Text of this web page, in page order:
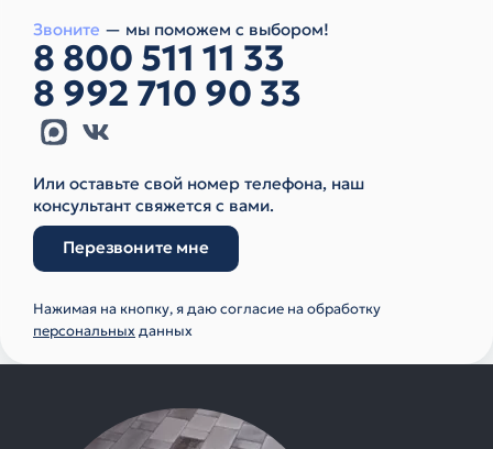
Звоните — мы поможем с выбором!
8 800 511 11 33
8 992 710 90 33
Или оставьте свой номер телефона, наш
консультант свяжется с вами.
Перезвоните мне
Нажимая на кнопку, я даю согласие на обработку
персональныхданных